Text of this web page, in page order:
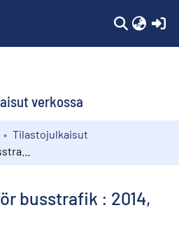
verkossa
Tilastojulkaisut
busstrafik : 2014,